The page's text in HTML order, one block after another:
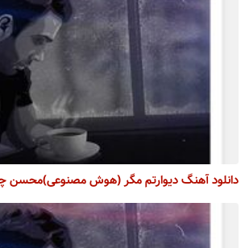
دانلود آهنگ دیوارتم مگر (هوش مصنوعی)محسن